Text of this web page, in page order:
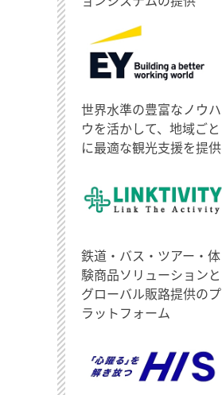
世界水準の豊富なノウハ
ウを活かして、地域ごと
に最適な観光支援を提供
鉄道・バス・ツアー・体
験商品ソリューションと
グローバル販路提供のプ
ラットフォーム